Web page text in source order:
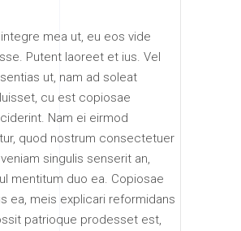
mea ut, eu eos vide
Putent laoreet et ius. Vel
ut, nam ad soleat
cu est copiosae
Nam ei eirmod
quod nostrum consectetuer
singulis senserit an,
mentitum duo ea. Copiosae
ea, meis explicari reformidans
patrioque prodesset est,